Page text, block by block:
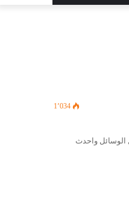
1٬034
الوسائل واحدث